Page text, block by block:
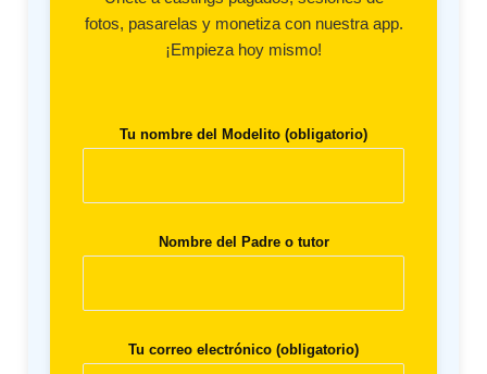
fotos, pasarelas y monetiza con nuestra app.
¡Empieza hoy mismo!
Tu nombre del Modelito (obligatorio)
Nombre del Padre o tutor
Tu correo electrónico (obligatorio)